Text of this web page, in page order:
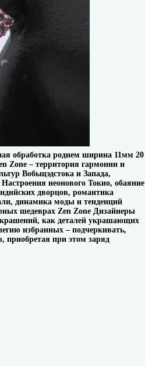
обработка родием ширина 11мм 20
Zone – территория гармонии и
Вобьщэдстока и Запада,
неонового Токио, обаяние
дворцов, романтика
динамика моды и тенденций
шедеврах Zen Zone Дизайнеры
как деталей украшающих
избранных – подчеркивать,
приобретая при этом заряд